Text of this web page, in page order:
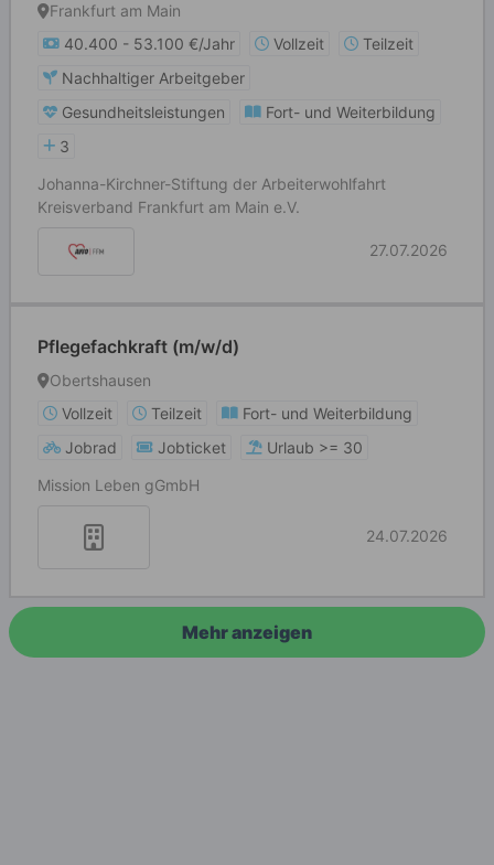
Frankfurt am Main
40.400 - 53.100 €/Jahr
Vollzeit
Teilzeit
Nachhaltiger Arbeitgeber
Gesundheitsleistungen
Fort- und Weiterbildung
3
Johanna-Kirchner-Stiftung der Arbeiterwohlfahrt
Kreisverband Frankfurt am Main e.V.
27.07.2026
Pflegefachkraft (m/w/d)
Obertshausen
Vollzeit
Teilzeit
Fort- und Weiterbildung
Jobrad
Jobticket
Urlaub >= 30
Mission Leben gGmbH
24.07.2026
Mehr anzeigen